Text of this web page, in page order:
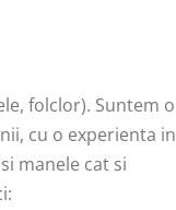
folclor). Suntem o
cu o experienta in
manele cat si